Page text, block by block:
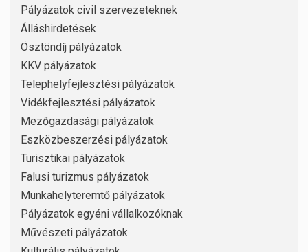
Pályázatok civil szervezeteknek
Álláshirdetések
Ösztöndíj pályázatok
KKV pályázatok
Telephelyfejlesztési pályázatok
Vidékfejlesztési pályázatok
Mezőgazdasági pályázatok
Eszközbeszerzési pályázatok
Turisztikai pályázatok
Falusi turizmus pályázatok
Munkahelyteremtő pályázatok
Pályázatok egyéni vállalkozóknak
Művészeti pályázatok